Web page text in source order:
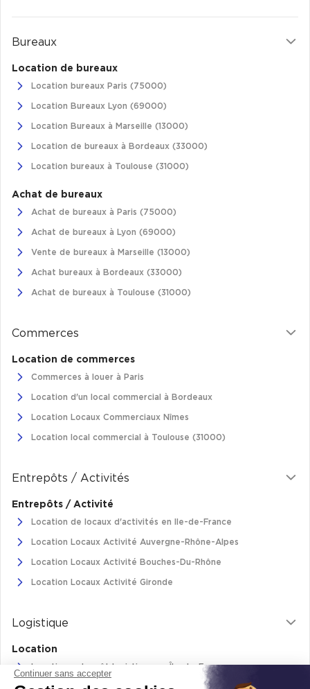
Bureaux
Location de bureaux
Location bureaux Paris (75000)
Location Bureaux Lyon (69000)
Location Bureaux à Marseille (13000)
Location de bureaux à Bordeaux (33000)
Location bureaux à Toulouse (31000)
Achat de bureaux
Achat de bureaux à Paris (75000)
Achat de bureaux à Lyon (69000)
Vente de bureaux à Marseille (13000)
Achat bureaux à Bordeaux (33000)
Achat de bureaux à Toulouse (31000)
Commerces
Location de commerces
Commerces à louer à Paris
Location d'un local commercial à Bordeaux
Location Locaux Commerciaux Nîmes
Location local commercial à Toulouse (31000)
Entrepôts / Activités
Entrepôts / Activité
Location de locaux d'activités en Ile-de-France
Location Locaux Activité Auvergne-Rhône-Alpes
Location Locaux Activité Bouches-Du-Rhône
Location Locaux Activité Gironde
Logistique
Location
Location entrepôt logistique en Île-de-France
Location entrepôt logistique Pas-de-Calais
Continuer sans accepter